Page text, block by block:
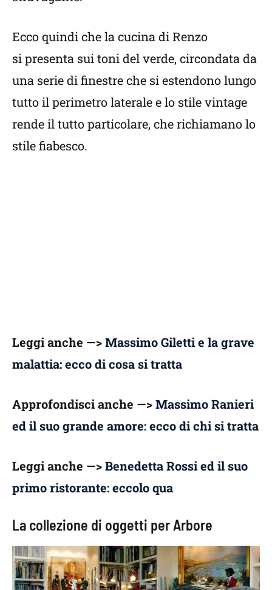
Ecco quindi che la cucina di Renzo
si presenta sui toni del verde, circondata da
una serie di finestre che si estendono lungo
tutto il perimetro laterale e lo stile vintage
rende il tutto particolare, che richiamano lo
stile fiabesco.
Leggi anche —>Massimo Giletti e la grave
malattia: ecco di cosa si tratta
Approfondisci anche —>Massimo Ranieri
ed il suo grande amore: ecco di chi si tratta
Leggi anche —>Benedetta Rossi ed il suo
primo ristorante: eccolo qua
La collezione di oggetti per Arbore